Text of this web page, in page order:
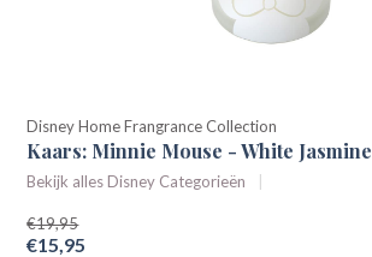
Disney Home Frangrance Collection
Kaars: Minnie Mouse - White Jasmine
Bekijk alles Disney Categorieën
€19,95
€15,95